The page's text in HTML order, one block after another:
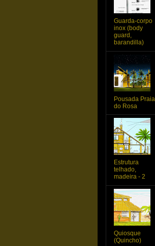
Guarda-corpo
inox (body
guard,
barandilla)
Pousada Praia
do Rosa
Estrutura
telhado,
madeira - 2
Quiosque
(Quincho)